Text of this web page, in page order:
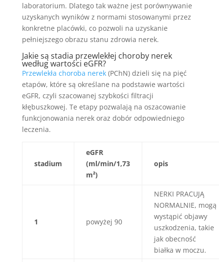
laboratorium. Dlatego tak ważne jest porównywanie
uzyskanych wyników z normami stosowanymi przez
konkretne placówki, co pozwoli na uzyskanie
pełniejszego obrazu stanu zdrowia nerek.
Jakie są stadia przewlekłej choroby nerek
według wartości eGFR?
Przewlekła choroba nerek(PChN) dzieli się na pięć
etapów, które są określane na podstawie wartości
eGFR, czyli szacowanej szybkości filtracji
kłębuszkowej. Te etapy pozwalają na oszacowanie
funkcjonowania nerek oraz dobór odpowiedniego
leczenia.
stadium
eGFR
(ml/min/1,73
m²)
opis
1 powyżej 90
NERKI PRACUJĄ
NORMALNIE, mogą
wystąpić objawy
uszkodzenia, takie
jak obecność
białka w moczu.